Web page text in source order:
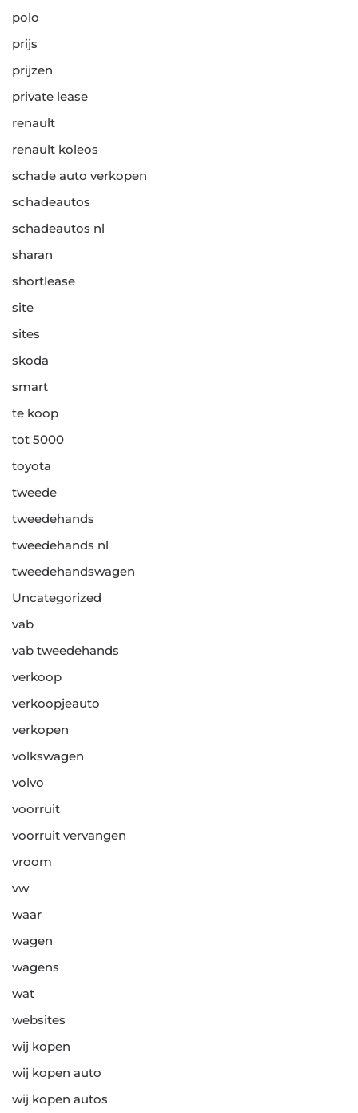
polo
prijs
prijzen
private lease
renault
renault koleos
schade auto verkopen
schadeautos
schadeautos nl
sharan
shortlease
site
sites
skoda
smart
te koop
tot 5000
toyota
tweede
tweedehands
tweedehands nl
tweedehandswagen
Uncategorized
vab
vab tweedehands
verkoop
verkoopjeauto
verkopen
volkswagen
volvo
voorruit
voorruit vervangen
vroom
vw
waar
wagen
wagens
wat
websites
wij kopen
wij kopen auto
wij kopen autos